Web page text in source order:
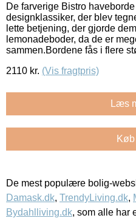
De farverige Bistro
designklassiker, der blev
lette betjening, der gjorde
lemonadeboder, da de er
sammen.Bordene fås i flere
2110 kr. (Vis fragtpris)
Læs
De mest populære bolig-
Damask.dk, TrendyLiving.dk,
Bydahlliving.dk, som alle har